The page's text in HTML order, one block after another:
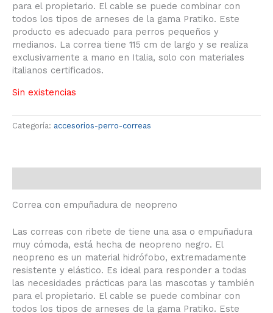
para el propietario. El cable se puede combinar con
todos los tipos de arneses de la gama Pratiko. Este
producto es adecuado para perros pequeños y
medianos. La correa tiene 115 cm de largo y se realiza
exclusivamente a mano en Italia, solo con materiales
italianos certificados.
Sin existencias
Categoría: accesorios-perro-correas
Correa con empuñadura de neopreno
Las correas con ribete de tiene una asa o empuñadura
muy cómoda, está hecha de neopreno negro. El
neopreno es un material hidrófobo, extremadamente
resistente y elástico. Es ideal para responder a todas
las necesidades prácticas para las mascotas y también
para el propietario. El cable se puede combinar con
todos los tipos de arneses de la gama Pratiko. Este